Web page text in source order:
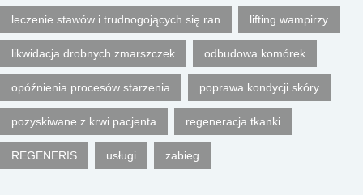
leczenie stawów i trudnogojących się ran lifting wampirzy
likwidacja drobnych zmarszczek odbudowa komórek
opóźnienia procesów starzenia poprawa kondycji skóry
pozyskiwane z krwi pacjenta regeneracja tkanki
REGENERIS usługi zabieg